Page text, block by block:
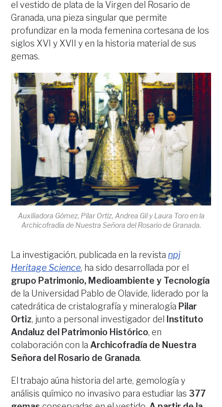
el vestido de plata de la Virgen del Rosario de
Granada, una pieza singular que permite
profundizar en la moda femenina cortesana de los
siglos XVI y XVII y en la historia material de sus
gemas.
Auxiliadora Gómez, Pilar Ortiz, Andrea Gil y Laura Toro en la
Archicofradía de Nuestra Señora del Rosario de Granada.
La investigación, publicada en la revistanpj
Heritage Science, ha sido desarrollada por el
grupo Patrimonio, Medioambiente y Tecnología
de la Universidad Pablo de Olavide, liderado por la
catedrática de cristalografía y mineralogía Pilar
Ortiz, junto a personal investigador del Instituto
Andaluz del Patrimonio Histórico, en
colaboración con la Archicofradía de Nuestra
Señora del Rosario de Granada.
El trabajo aúna historia del arte, gemología y
análisis químico no invasivo para estudiar las 377